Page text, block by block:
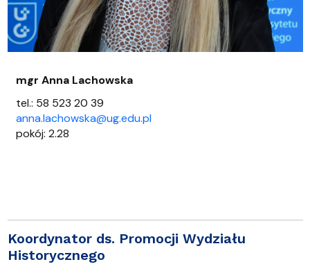
mgr Anna Lachowska
tel.: 58 523 20 39
anna.lachowska@ug.edu.pl
pokój: 2.28
Koordynator ds. Promocji Wydziału
Historycznego